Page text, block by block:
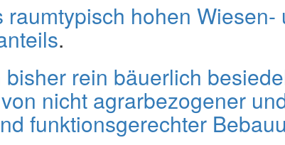
raumtypisch hohen Wiesen-
.
bisher rein bäuerlich
nicht agrarbezogener
funktionsgerechter